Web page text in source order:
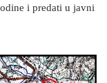
i predati u javni